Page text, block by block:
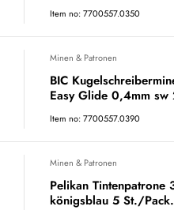
Item no: 7700557.0350
Minen & Patronen
BIC
Easy Glide 0,4mm
Item no: 7700557.0390
Minen & Patronen
Pelikan Tintenpatrone
königsblau 5 St./Pack.